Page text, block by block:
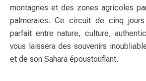
montagnes et des zones agricoles
palmeraies. Ce circuit de cinq
parfait entre nature, culture,
vous laissera des souvenirs
et de son Sahara époustouflant.